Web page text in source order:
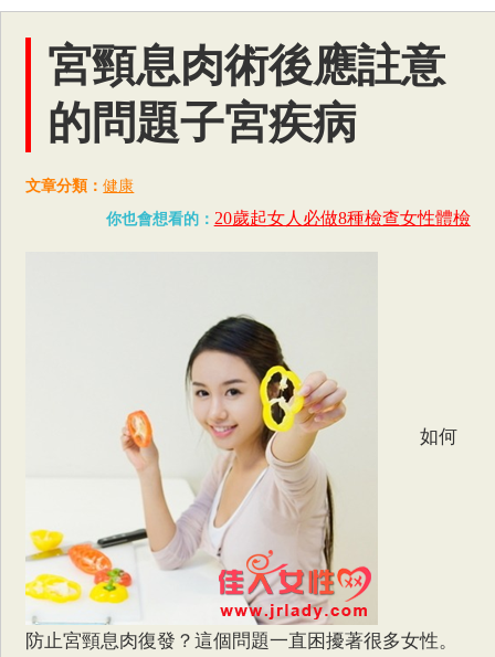
宮頸息肉術後應註意
的問題子宮疾病
文章分類：健康
你也會想看的： 20歲起女人必做8種檢查女性體檢
如何
防止宮頸息肉復發？這個問題一直困擾著很多女性。